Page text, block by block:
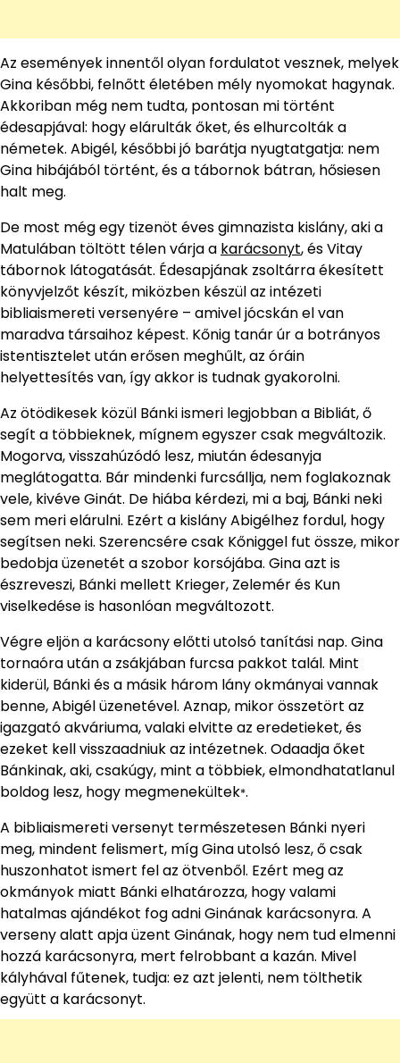
Az események innentől olyan fordulatot vesznek, melyek
Gina későbbi, felnőtt életében mély nyomokat hagynak.
Akkoriban még nem tudta, pontosan mi történt
édesapjával: hogy elárulták őket, és elhurcolták a
németek. Abigél, későbbi jó barátja nyugtatgatja: nem
Gina hibájából történt, és a tábornok bátran, hősiesen
halt meg.
De most még egy tizenöt éves gimnazista kislány, aki a
Matulában töltött télen várja a karácsonyt, és Vitay
tábornok látogatását. Édesapjának zsoltárra ékesített
könyvjelzőt készít, miközben készül az intézeti
bibliaismereti versenyére – amivel jócskán el van
maradva társaihoz képest. Kőnig tanár úr a botrányos
istentisztelet után erősen meghűlt, az óráin
helyettesítés van, így akkor is tudnak gyakorolni.
Az ötödikesek közül Bánki ismeri legjobban a Bibliát, ő
segít a többieknek, mígnem egyszer csak megváltozik.
Mogorva, visszahúzódó lesz, miután édesanyja
meglátogatta. Bár mindenki furcsállja, nem foglakoznak
vele, kivéve Ginát. De hiába kérdezi, mi a baj, Bánki neki
sem meri elárulni. Ezért a kislány Abigélhez fordul, hogy
segítsen neki. Szerencsére csak Kőniggel fut össze, mikor
bedobja üzenetét a szobor korsójába. Gina azt is
észreveszi, Bánki mellett Krieger, Zelemér és Kun
viselkedése is hasonlóan megváltozott.
Végre eljön a karácsony előtti utolsó tanítási nap. Gina
tornaóra után a zsákjában furcsa pakkot talál. Mint
kiderül, Bánki és a másik három lány okmányai vannak
benne, Abigél üzenetével. Aznap, mikor összetört az
igazgató akváriuma, valaki elvitte az eredetieket, és
ezeket kell visszaadniuk az intézetnek. Odaadja őket
Bánkinak, aki, csakúgy, mint a többiek, elmondhatatlanul
boldog lesz, hogy megmenekültek*.
A bibliaismereti versenyt természetesen Bánki nyeri
meg, mindent felismert, míg Gina utolsó lesz, ő csak
huszonhatot ismert fel az ötvenből. Ezért meg az
okmányok miatt Bánki elhatározza, hogy valami
hatalmas ajándékot fog adni Ginának karácsonyra. A
verseny alatt apja üzent Ginának, hogy nem tud elmenni
hozzá karácsonyra, mert felrobbant a kazán. Mivel
kályhával fűtenek, tudja: ez azt jelenti, nem tölthetik
együtt a karácsonyt.